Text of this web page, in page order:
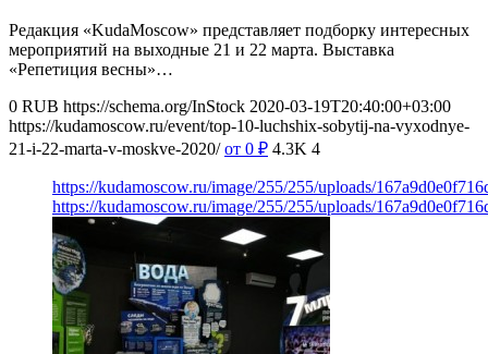
Редакция «KudaMoscow» представляет подборку интересных
мероприятий на выходные 21 и 22 марта. Выставка
«Репетиция весны»…
0 RUB https://schema.org/InStock 2020-03-19T20:40:00+03:00
https://kudamoscow.ru/event/top-10-luchshix-sobytij-na-vyxodnye-
21-i-22-marta-v-moskve-2020/ от 0 ₽ 4.3K 4
https://kudamoscow.ru/image/255/255/uploads/
https://kudamoscow.ru/image/255/255/uploads/